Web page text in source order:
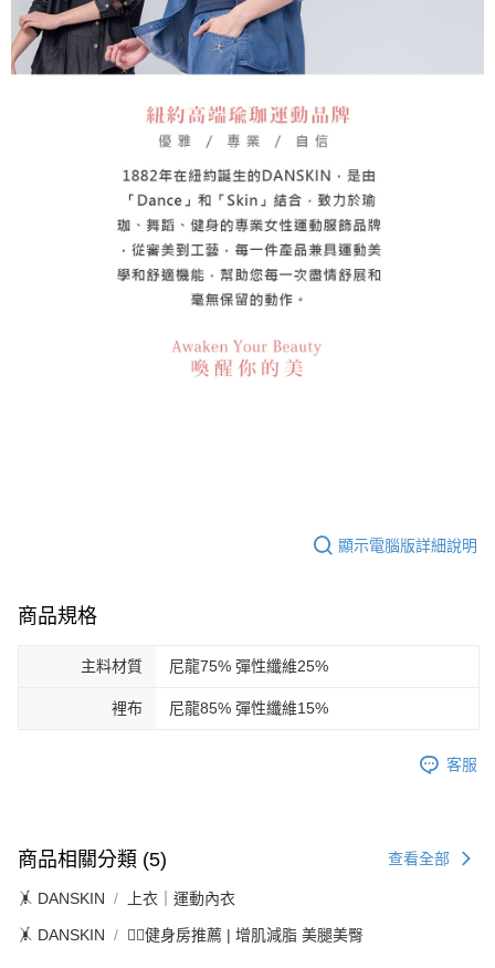
顯示電腦版詳細說明
商品規格
主料材質 尼龍75% 彈性纖維25%
裡布 尼龍85% 彈性纖維15%
客服
商品相關分類 (5) 查看全部
🤸 DANSKIN 上衣｜運動內衣
🤸 DANSKIN 🏋️‍♀️健身房推薦 | 增肌減脂 美腿美臀